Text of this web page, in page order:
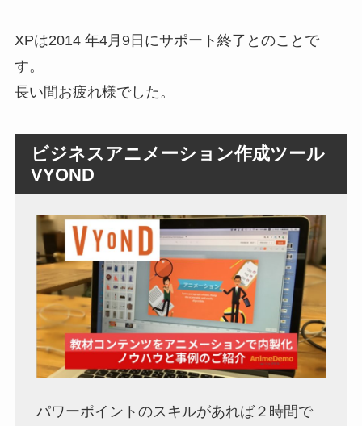
XPは2014 年4月9日にサポート終了とのことで
す。
長い間お疲れ様でした。
ビジネスアニメーション作成ツール
VYOND
パワーポイントのスキルがあれば２時間で